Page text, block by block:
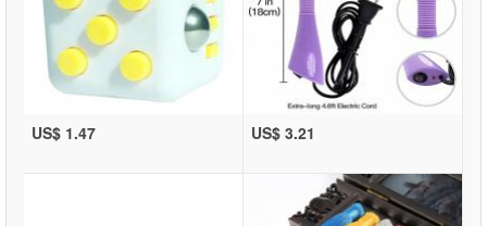
US$ 1.47 US$ 3.21